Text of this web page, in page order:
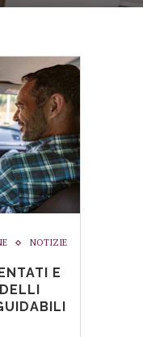
NOTIZIE
E